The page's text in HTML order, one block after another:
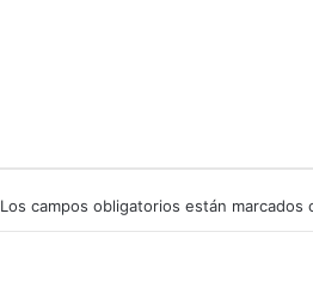
Los campos obligatorios están marcados